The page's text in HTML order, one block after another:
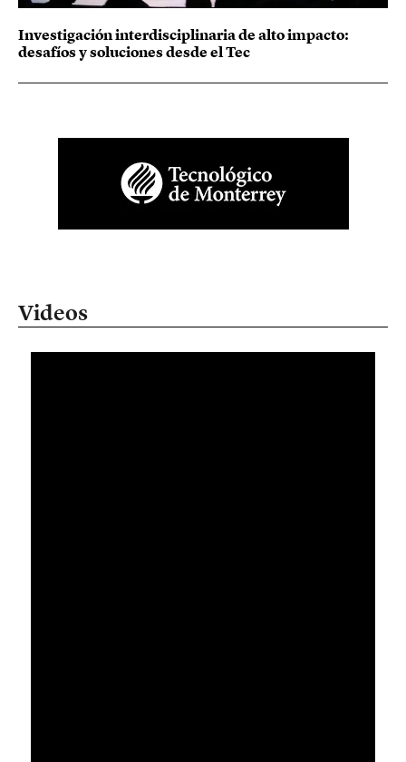
Investigación interdisciplinaria de alto impacto:
desafíos y soluciones desde el Tec
Videos